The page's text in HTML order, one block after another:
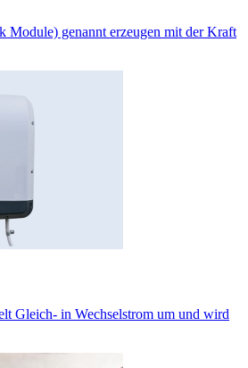
Module) genannt erzeugen mit der Kraft
Gleich- in Wechselstrom um und wird